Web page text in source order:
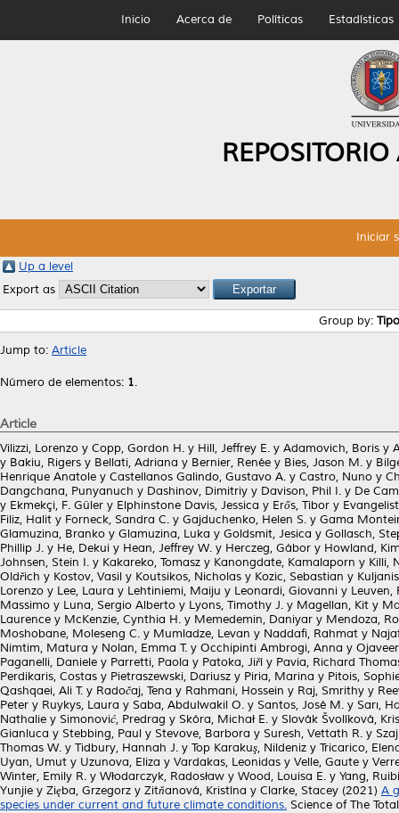
Inicio Acerca de Políticas Estadísticas
Iniciar
Up a level
Export as
Group by:
Jump to: Article
Número de elementos: 1.
Article
Vilizzi, Lorenzo y Copp, Gordon H. y Hill, Jeffrey E. y Adamovich, Boris y
y Bakiu, Rigers y Bellati, Adriana y Bernier, Renée y Bies, Jason M. y
Henrique Anatole y Castellanos Galindo, Gustavo A. y Castro, Nuno y
Dangchana, Punyanuch y Dashinov, Dimitriy y Davison, Phil I. y De
y Ekmekçi, F. Güler y Elphinstone Davis, Jessica y Erős, Tibor y
Filiz, Halit y Forneck, Sandra C. y Gajduchenko, Helen S. y Gama
Glamuzina, Branko y Glamuzina, Luka y Goldsmit, Jesica y Gollasch,
Phillip J. y He, Dekui y Hean, Jeffrey W. y Herczeg, Gábor y Howland,
Johnsen, Stein I. y Kakareko, Tomasz y Kanongdate, Kamalaporn y Killi,
Oldřich y Kostov, Vasil y Koutsikos, Nicholas y Kozic, Sebastian y
Lorenzo y Lee, Laura y Lehtiniemi, Maiju y Leonardi, Giovanni y Leuven,
Massimo y Luna, Sergio Alberto y Lyons, Timothy J. y Magellan, Kit y
Laurence y McKenzie, Cynthia H. y Memedemin, Daniyar y Mendoza,
Moshobane, Moleseng C. y Mumladze, Levan y Naddafi, Rahmat y
Nimtim, Matura y Nolan, Emma T. y Occhipinti Ambrogi, Anna y
Paganelli, Daniele y Parretti, Paola y Patoka, Jiří y Pavia, Richard
Perdikaris, Costas y Pietraszewski, Dariusz y Piria, Marina y Pitois,
Qashqaei, Ali T. y Radočaj, Tena y Rahmani, Hossein y Raj, Smrithy y
Peter y Ruykys, Laura y Saba, Abdulwakil O. y Santos, José M. y Sarı,
Nathalie y Simonović, Predrag y Skóra, Michał E. y Slovák Švolíková,
Gianluca y Stebbing, Paul y Stevove, Barbora y Suresh, Vettath R. y
Thomas W. y Tidbury, Hannah J. y Top Karakuş, Nildeniz y Tricarico,
Uyan, Umut y Uzunova, Eliza y Vardakas, Leonidas y Velle, Gaute y
Winter, Emily R. y Włodarczyk, Radosław y Wood, Louisa E. y Yang,
Yunjie y Zięba, Grzegorz y Zitňanová, Kristína y Clarke, Stacey (2021) A
species under current and future climate conditions. Science of The